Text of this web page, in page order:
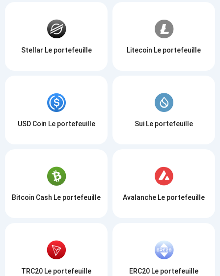
Stellar Le portefeuille Litecoin Le portefeuille
USD Coin Le portefeuille Sui Le portefeuille
Bitcoin Cash Le portefeuille Avalanche Le portefeuille
TRC20 Le portefeuille ERC20 Le portefeuille